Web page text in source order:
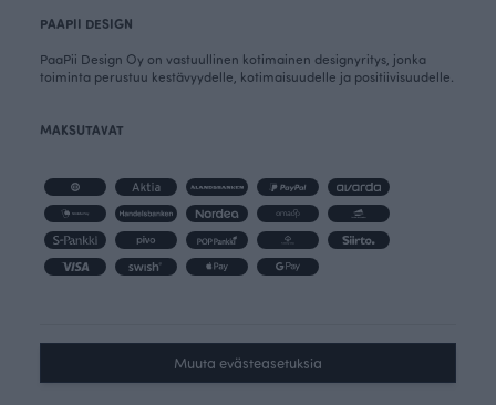
PAAPII DESIGN
PaaPii Design Oy on vastuullinen kotimainen designyritys, jonka
toiminta perustuu kestävyydelle, kotimaisuudelle ja positiivisuudelle.
MAKSUTAVAT
Muuta evästeasetuksia